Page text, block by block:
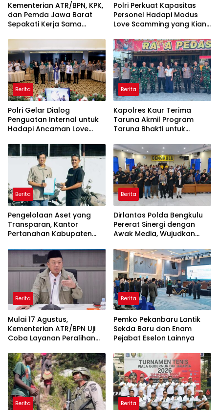
Kementerian ATR/BPN, KPK,
dan Pemda Jawa Barat
Sepakati Kerja Sama
Korupsi serta Penguatan
Ekonomi Daerah
Polri Perkuat Kapasitas
Personel Hadapi Modus
Love Scamming yang Kian
Berita
Polri Gelar Dialog
Penguatan Internal untuk
Hadapi Ancaman Love
Berita
Kapolres Kaur Terima
Taruna Akmil Program
Taruna Bhakti untuk
Rakyat Kabupaten Kaur
Berita
Pengelolaan Aset yang
Transparan, Kantor
Pertanahan Kabupaten
kepada Pemenang Lelang
Berita
Dirlantas Polda Bengkulu
Pererat Sinergi dengan
Awak Media, Wujudkan
dan Berkualitas
Berita
Mulai 17 Agustus,
Kementerian ATR/BPN Uji
Coba Layanan Peralihan
Berita
Pemko Pekanbaru Lantik
Sekda Baru dan Enam
Pejabat Eselon Lainnya
Berita Berita